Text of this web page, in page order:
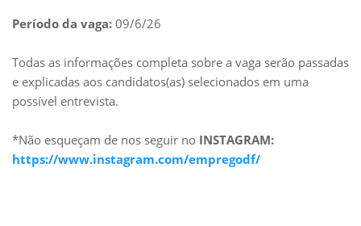
Período da vaga: 09/6/26
Todas as informações completa sobre a vaga serão passadas
e explicadas aos candidatos(as) selecionados em uma
possível entrevista.
*Não esqueçam de nos seguir no INSTAGRAM:
https://www.instagram.com/empregodf/